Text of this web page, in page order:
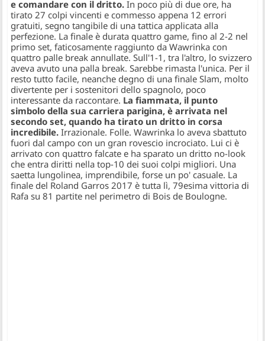
e comandare con il dritto. In poco più di due ore, ha
tirato 27 colpi vincenti e commesso appena 12 errori
gratuiti, segno tangibile di una tattica applicata alla
perfezione. La finale è durata quattro game, fino al 2-2 nel
primo set, faticosamente raggiunto da Wawrinka con
quattro palle break annullate. Sull'1-1, tra l'altro, lo svizzero
aveva avuto una palla break. Sarebbe rimasta l'unica. Per il
resto tutto facile, neanche degno di una finale Slam, molto
divertente per i sostenitori dello spagnolo, poco
interessante da raccontare. La fiammata, il punto
simbolo della sua carriera parigina, è arrivata nel
secondo set, quando ha tirato un dritto in corsa
incredibile. Irrazionale. Folle. Wawrinka lo aveva sbattuto
fuori dal campo con un gran rovescio incrociato. Lui ci è
arrivato con quattro falcate e ha sparato un dritto no-look
che entra diritti nella top-10 dei suoi colpi migliori. Una
saetta lungolinea, imprendibile, forse un po' casuale. La
finale del Roland Garros 2017 è tutta lì, 79esima vittoria di
Rafa su 81 partite nel perimetro di Bois de Boulogne.